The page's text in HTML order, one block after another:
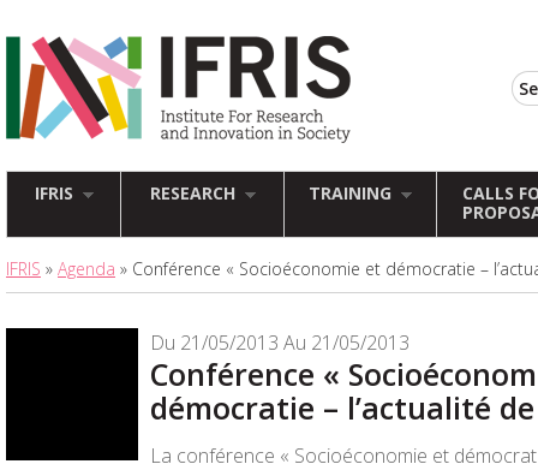
IFRIS RESEARCH TRAINING
CALLS
IFRIS » Agenda » Conférence « Socioéconomie et démocratie –
Du 21/05/2013 Au 21/05/2013
Conférence «
démocratie – l’actualité
La conférence « Socioéconomie et